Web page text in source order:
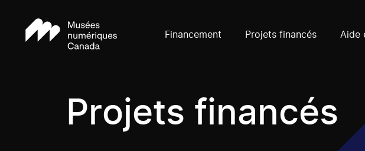
Financement Projets financés Aide
Projets financés